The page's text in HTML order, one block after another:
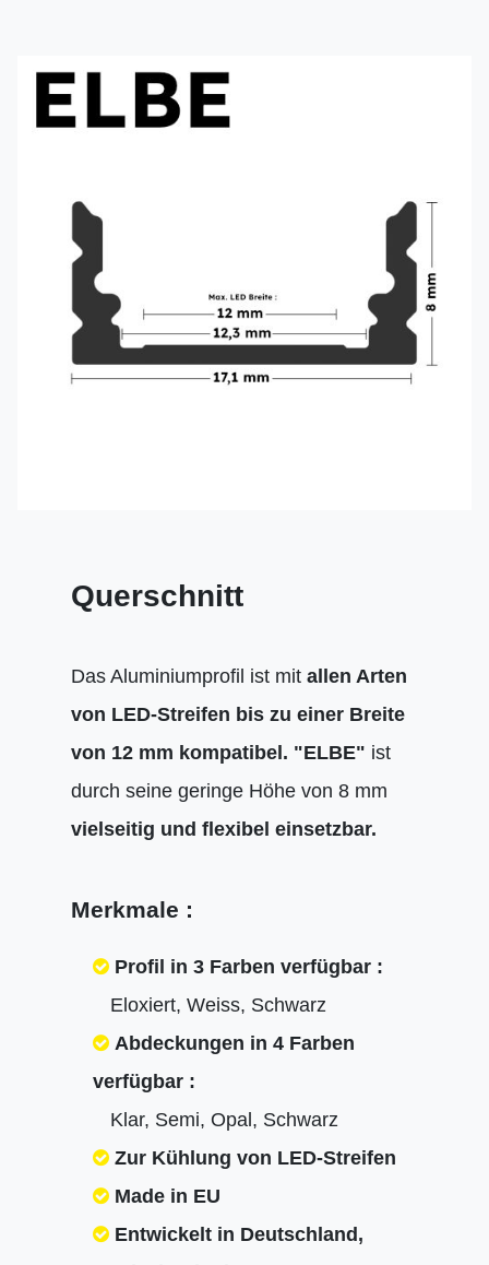
Querschnitt
Das Aluminiumprofil ist mit allen Arten
von LED-Streifen bis zu einer Breite
von 12 mm kompatibel. "ELBE" ist
durch seine geringe Höhe von 8 mm
vielseitig und flexibel einsetzbar.
Merkmale :
Profil in 3 Farben verfügbar :
Eloxiert, Weiss, Schwarz
Abdeckungen in 4 Farben
verfügbar :
Klar, Semi, Opal, Schwarz
Zur Kühlung von LED-Streifen
Made in EU
Entwickelt in Deutschland,